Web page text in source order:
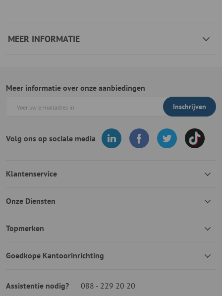
MEER INFORMATIE
Meer informatie over onze aanbiedingen
Inschrijven
Volg ons op sociale media
Klantenservice
Onze Diensten
Topmerken
Goedkope Kantoorinrichting
Assistentie nodig? 088 - 229 20 20